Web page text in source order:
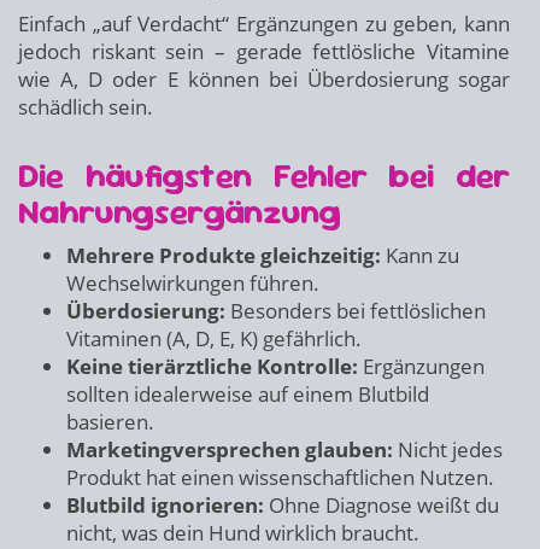
Einfach „auf Verdacht“ Ergänzungen zu geben, kann
jedoch riskant sein – gerade fettlösliche Vitamine
wie A, D oder E können bei Überdosierung sogar
schädlich sein.
Die häufigsten Fehler bei der
Nahrungsergänzung
Mehrere Produkte gleichzeitig: Kann zu
Wechselwirkungen führen.
Überdosierung: Besonders bei fettlöslichen
Vitaminen (A, D, E, K) gefährlich.
Keine tierärztliche Kontrolle: Ergänzungen
sollten idealerweise auf einem Blutbild
basieren.
Marketingversprechen glauben: Nicht jedes
Produkt hat einen wissenschaftlichen Nutzen.
Blutbild ignorieren: Ohne Diagnose weißt du
nicht, was dein Hund wirklich braucht.